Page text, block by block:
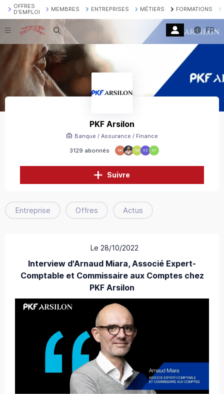
OFFRES
D'EMPLOI
MEMBRES ENTREPRISES MÉTIERS FORMATIONS
Recherche FR
PKF Arsilon
3129 abonnés MH SM KZ AT
Banque / Assurance / Finance
Suivre
Entreprise Offres Actus
Le 28/10/2022
Interview d'Arnaud Miara, Associé Expert-
Comptable et Commissaire aux Comptes chez
PKF Arsilon